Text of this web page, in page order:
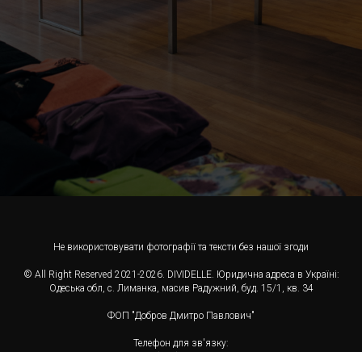
Не використовувати фотографії та тексти без нашої згоди
© All Right Reserved 2021-2026. DIVIDELLE. Юридична адреса в Україні:
Одеська обл, с. Лиманка, масив Радужний, буд. 15/1, кв. 34
ФОП "Добров Дмитро Павлович"
Телефон для зв'язку: